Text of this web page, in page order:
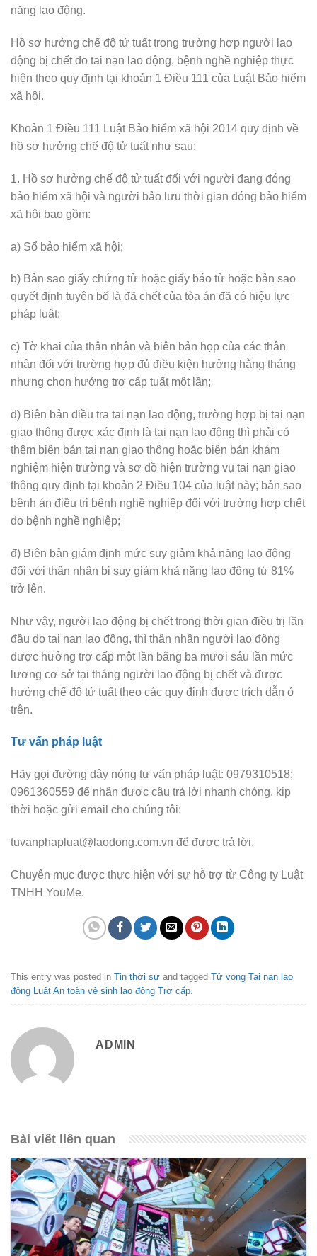
năng lao động.
Hồ sơ hưởng chế độ tử tuất trong trường hợp người lao
động bị chết do tai nạn lao động, bệnh nghề nghiệp thực
hiện theo quy định tại khoản 1 Điều 111 của Luật Bảo hiểm
xã hội.
Khoản 1 Điều 111 Luật Bảo hiểm xã hội 2014 quy định về
hồ sơ hưởng chế độ tử tuất như sau:
1. Hồ sơ hưởng chế độ tử tuất đối với người đang đóng
bảo hiểm xã hội và người bảo lưu thời gian đóng bảo hiểm
xã hội bao gồm:
a) Sổ bảo hiểm xã hội;
b) Bản sao giấy chứng tử hoặc giấy báo tử hoặc bản sao
quyết định tuyên bố là đã chết của tòa án đã có hiệu lực
pháp luật;
c) Tờ khai của thân nhân và biên bản họp của các thân
nhân đối với trường hợp đủ điều kiện hưởng hằng tháng
nhưng chọn hưởng trợ cấp tuất một lần;
d) Biên bản điều tra tai nạn lao động, trường hợp bị tai nạn
giao thông được xác định là tai nạn lao động thì phải có
thêm biên bản tai nạn giao thông hoặc biên bản khám
nghiệm hiện trường và sơ đồ hiện trường vụ tai nạn giao
thông quy định tại khoản 2 Điều 104 của luật này; bản sao
bệnh án điều trị bệnh nghề nghiệp đối với trường hợp chết
do bệnh nghề nghiệp;
đ) Biên bản giám định mức suy giảm khả năng lao động
đối với thân nhân bị suy giảm khả năng lao động từ 81%
trở lên.
Như vậy, người lao động bị chết trong thời gian điều trị lần
đầu do tai nạn lao động, thì thân nhân người lao động
được hưởng trợ cấp một lần bằng ba mươi sáu lần mức
lương cơ sở tại tháng người lao động bị chết và được
hưởng chế độ tử tuất theo các quy định được trích dẫn ở
trên.
Tư vấn pháp luật
Hãy gọi đường dây nóng tư vấn pháp luật: 0979310518;
0961360559 để nhận được câu trả lời nhanh chóng, kịp
thời hoặc gửi email cho chúng tôi:
tuvanphapluat@laodong.com.vn để được trả lời.
Chuyên mục được thực hiện với sự hỗ trợ từ Công ty Luật
TNHH YouMe.
This entry was posted in Tin thời sự and tagged Tử vong Tai nạn lao
động Luật An toàn vệ sinh lao động Trợ cấp.
ADMIN
Bài viết liên quan